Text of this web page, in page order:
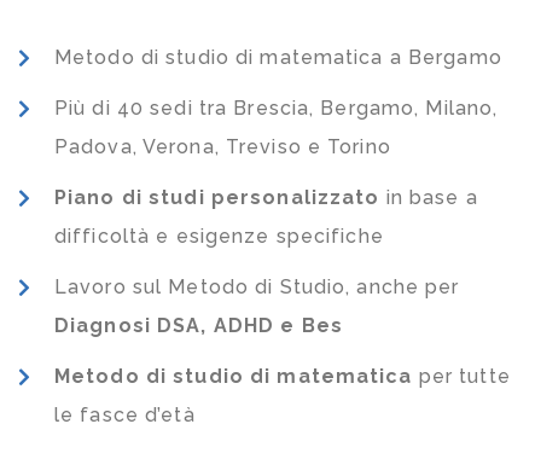
Metodo di studio di matematica a Bergamo
Più di 40 sedi tra Brescia, Bergamo, Milano,
Padova, Verona, Treviso e Torino
Piano di studi personalizzato in base a
difficoltà e esigenze specifiche
Lavoro sul Metodo di Studio, anche per
Diagnosi DSA, ADHD e Bes
Metodo di studio di matematica per tutte
le fasce d’età